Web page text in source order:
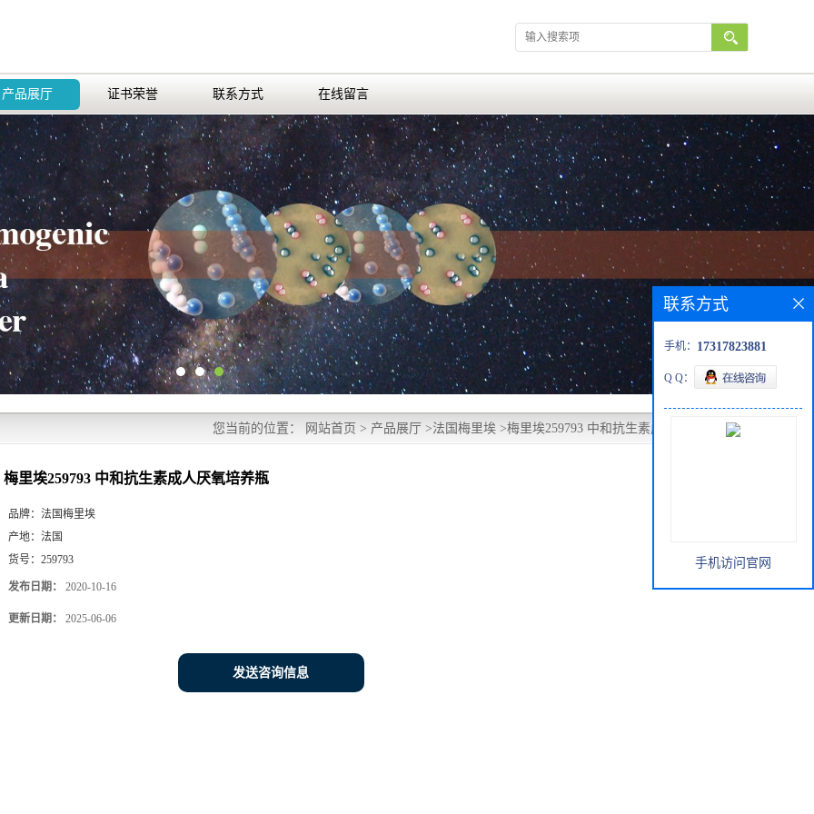
产品展厅 证书荣誉 联系方式 在线留言
您当前的位置： 网站首页 > 产品展厅 >法国梅里埃 >梅里埃259793 中和抗生素成人厌氧培养瓶
梅里埃259793 中和抗生素成人厌氧培养瓶
品牌： 法国梅里埃
产地： 法国
货号： 259793
发布日期： 2020-10-16
更新日期： 2025-06-06
发送咨询信息
联系方式
手机： 17317823881
Q Q：
手机访问官网